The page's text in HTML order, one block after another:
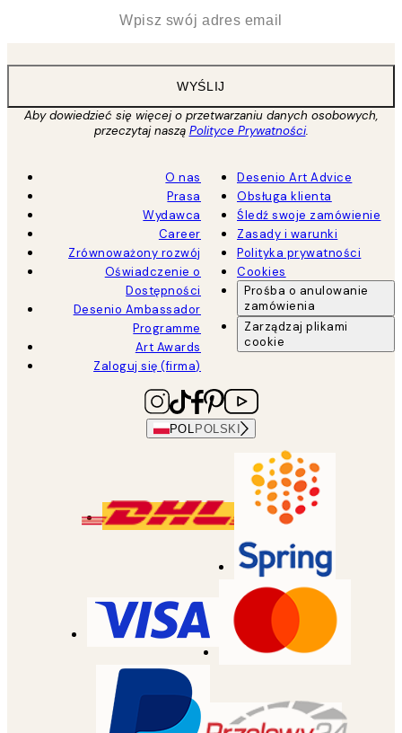
WYŚLIJ
Aby dowiedzieć się więcej o przetwarzaniu danych osobowych,
przeczytaj naszą Polityce Prywatności.
O nas
Prasa
Wydawca
Career
Zrównoważony rozwój
Oświadczenie o
Dostępności
Desenio Ambassador
Programme
Art Awards
Zaloguj się (firma)
Desenio Art Advice
Obsługa klienta
Śledź swoje zamówienie
Zasady i warunki
Polityka prywatności
Cookies
Prośba o anulowanie
zamówienia
Zarządzaj plikami
cookie
POL POLSKI